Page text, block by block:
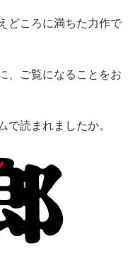
どころに満ちた力作で
、ご覧になることをお
読まれましたか。